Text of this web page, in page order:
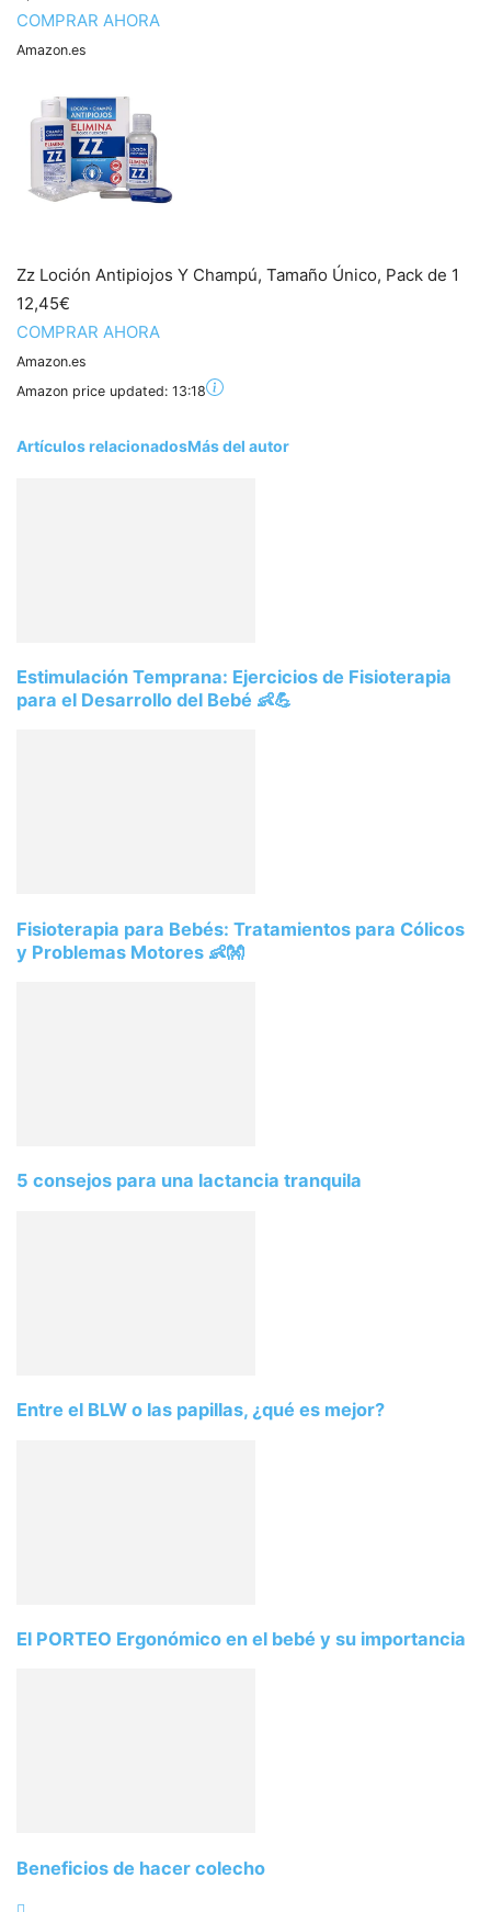
COMPRAR AHORA
Amazon.es
Zz Loción Antipiojos Y Champú, Tamaño Único, Pack de 1
12,45€
COMPRAR AHORA
Amazon.es
Amazon price updated: 13:18
Artículos relacionadosMás del autor
Estimulación Temprana: Ejercicios de Fisioterapia
para el Desarrollo del Bebé 👶💪
Fisioterapia para Bebés: Tratamientos para Cólicos
y Problemas Motores 👶👐
5 consejos para una lactancia tranquila
Entre el BLW o las papillas, ¿qué es mejor?
El PORTEO Ergonómico en el bebé y su importancia
Beneficios de hacer colecho